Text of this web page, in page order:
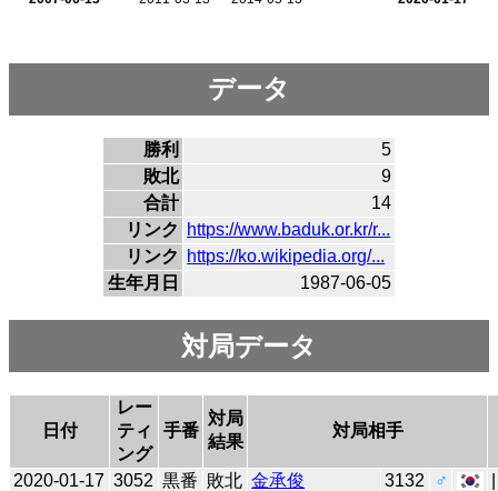
データ
勝利
5
敗北
9
合計
14
リンク
https://www.baduk.or.kr/r...
リンク
https://ko.wikipedia.org/...
生年月日
1987-06-05
対局データ
日付
レー
ティ
ング
手番
対局
結果
対局相手
2020-01-17 3052 黒番 敗北 金承俊 3132 ♂